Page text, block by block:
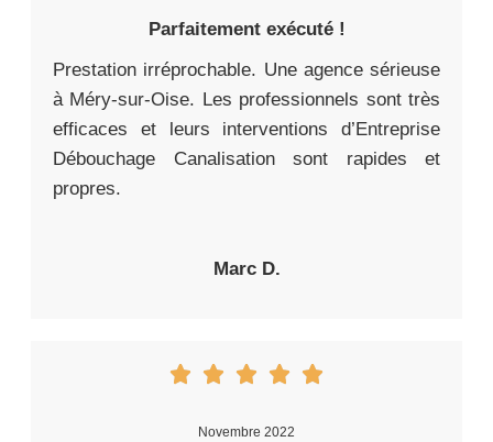
Parfaitement exécuté !
Prestation irréprochable. Une agence sérieuse
à Méry-sur-Oise. Les professionnels sont très
efficaces et leurs interventions d’Entreprise
Débouchage Canalisation sont rapides et
propres.
Marc D.
Novembre 2022